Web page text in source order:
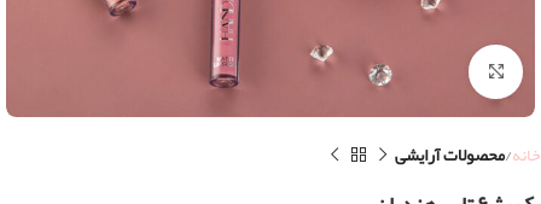
بزرگنمایی تصویر
خانه محصولات آرایشی